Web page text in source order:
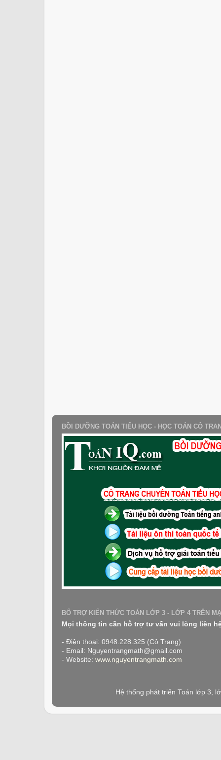
BỒI DƯỠNG TOÁN TIỂU HỌC - HỌC TOÁN CÔ
BỔ TRỢ KIẾN THỨC TOÁN LỚP 3 - LỚP 4 TRÊN
Mọi thông tin cần hỗ trợ tư vấn vui lòng liên
- Điện thoại: 0948.228.325 (Cô Trang)
- Email: Nguyentrangmath@gmail.com
- Website: www.nguyentrangmath.com
Hệ thống phát triển Toán lớp 3,